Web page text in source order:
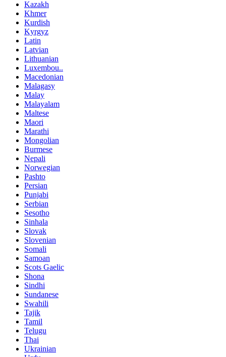
Kazakh
Khmer
Kurdish
Kyrgyz
Latin
Latvian
Lithuanian
Luxembou..
Macedonian
Malagasy
Malay
Malayalam
Maltese
Maori
Marathi
Mongolian
Burmese
Nepali
Norwegian
Pashto
Persian
Punjabi
Serbian
Sesotho
Sinhala
Slovak
Slovenian
Somali
Samoan
Scots Gaelic
Shona
Sindhi
Sundanese
Swahili
Tajik
Tamil
Telugu
Thai
Ukrainian